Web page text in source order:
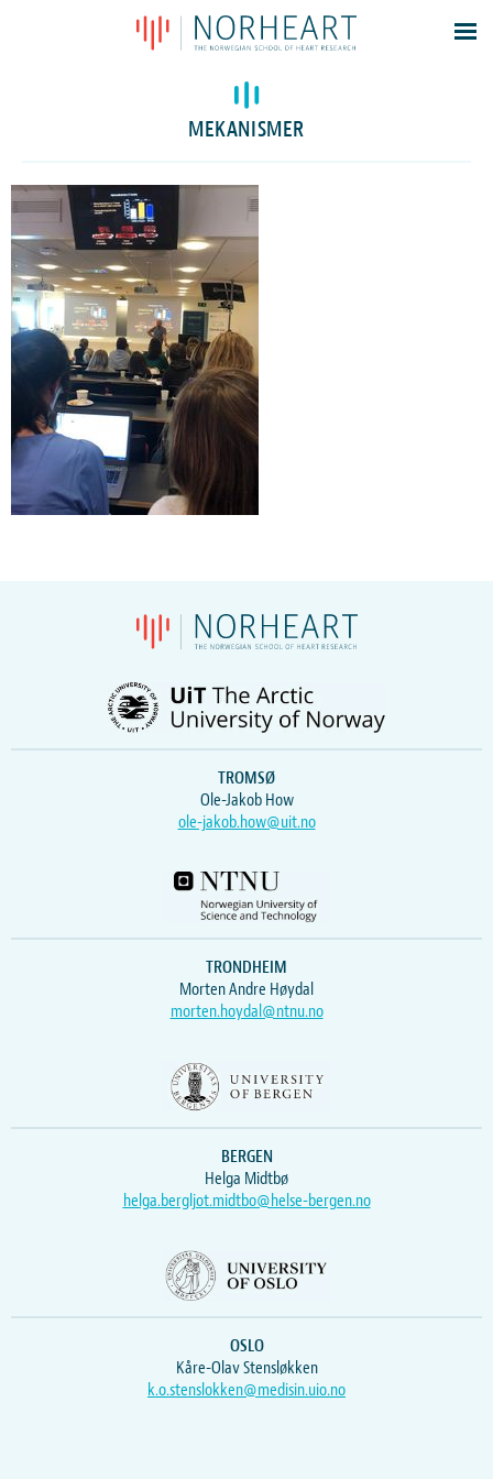
Latest news
Events
Members
About
Log In
MEKANISMER
TROMSØ
Ole-Jakob How
ole-jakob.how@uit.no
TRONDHEIM
Morten Andre Høydal
morten.hoydal@ntnu.no
BERGEN
Helga Midtbø
helga.bergljot.midtbo@helse-bergen.no
OSLO
Kåre-Olav Stensløkken
k.o.stenslokken@medisin.uio.no